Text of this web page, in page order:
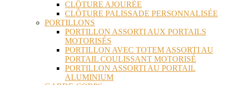
CLÔTURE AJOURÉE
CLÔTURE PALISSADE PERSONNALISÉE
PORTILLONS
PORTILLON ASSORTI AUX PORTAILS
MOTORISÉS
PORTILLON AVEC TOTEM ASSORTI AU
PORTAIL COULISSANT MOTORISÉ
PORTILLON ASSORTI AU PORTAIL
ALUMINIUM